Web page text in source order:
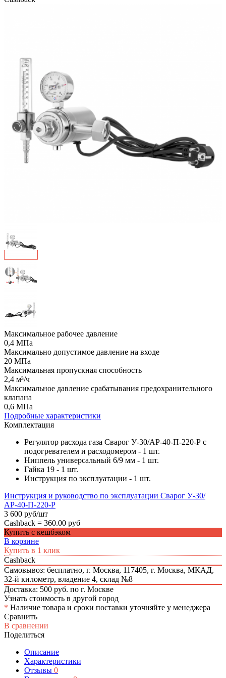
Максимальное рабочее давление
0,4 МПа
Максимально допустимое давление на входе
20 МПа
Максимальная пропускная способность
2,4 м³/ч
Максимальное давление срабатывания предохранительного
клапана
0,6 МПа
Подробные характеристики
Комплектация
Регулятор расхода газа Сварог У-30/АР-40-П-220-Р с
подогревателем и расходомером - 1 шт.
Ниппель универсальный 6/9 мм - 1 шт.
Гайка 19 - 1 шт.
Инструкция по эксплуатации - 1 шт.
Инструкция и руководство по эксплуатации Сварог У-30/
АР-40-П-220-Р
3 600 руб/шт
Cashback = 360.00 руб
Купить с кешбэком
В корзине
Купить в 1 клик
Cashback
Самовывоз: бесплатно, г. Москва, 117405, г. Москва, МКАД,
32-й километр, владение 4, склад №8
Доставка: 500 руб. по г. Москве
Узнать стоимость в другой город
* Наличие товара и сроки поставки уточняйте у менеджера
Сравнить
В сравнении
Поделиться
Описание
Характеристики
Отзывы 0